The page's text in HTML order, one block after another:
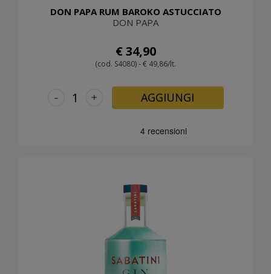
DON PAPA RUM BAROKO ASTUCCIATO
DON PAPA
€ 34,90
(cod. S4080) - € 49,86/lt.
+
- AGGIUNGI